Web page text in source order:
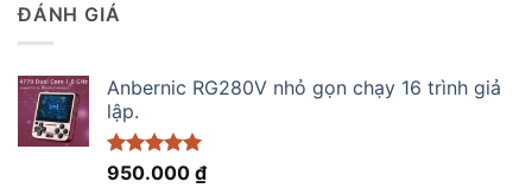
ĐÁNH GIÁ
Anbernic RG280V nhỏ gọn chạy 16 trình giả
lập.
Được xếp
950.000 ₫